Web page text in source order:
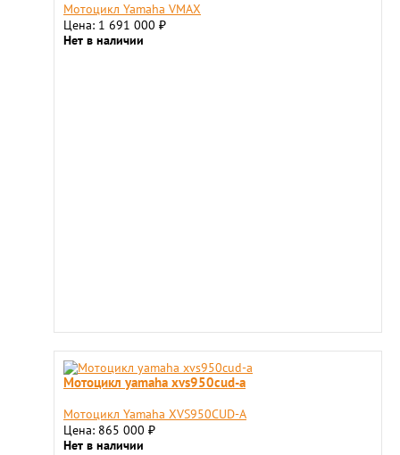
Мотоцикл Yamaha VMAX
Цена: 1 691 000 ₽
Нет в наличии
Мотоцикл yamaha xvs950cud-a
Мотоцикл Yamaha XVS950CUD-A
Цена: 865 000 ₽
Нет в наличии